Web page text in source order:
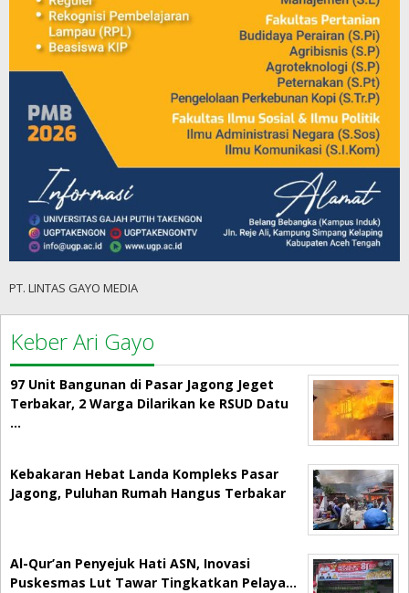
PT. LINTAS GAYO MEDIA
Keber Ari Gayo
97 Unit Bangunan di Pasar Jagong Jeget
Terbakar, 2 Warga Dilarikan ke RSUD Datu
…
Kebakaran Hebat Landa Kompleks Pasar
Jagong, Puluhan Rumah Hangus Terbakar
Al-Qur’an Penyejuk Hati ASN, Inovasi
Puskesmas Lut Tawar Tingkatkan Pelaya…